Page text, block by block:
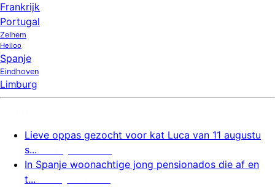
Frankrijk
Portugal
Zelhem
Heiloo
Spanje
Eindhoven
Limburg
Lieve oppas gezocht voor kat Luca van 11 augustu
s...
In Spanje woonachtige jong pensionados die af en
t...